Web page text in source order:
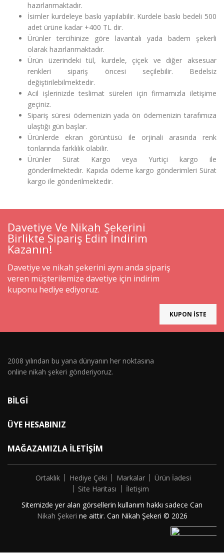
hazırlanmaktadır.
İsimler kurdeleye baskı yapılabilir. Kurdele baskı bedeli 500
adet ürüne kadar +400 TL dir.
Ürünler tercihinize göre lavantalı yada badem şekerli
olarak hazırlanmaktadır.
Ürün üzerindeki tül, kurdele, çiçek ve diğer aksesuar
renkleri sipariş öncesi seçilebilir. Bedelsiz
değiştirilebilmektedir.
Acil işlerinizde teslimat süreleri için firmamızla iletişime
geçiniz.
Sipariş süresi ödemenizin yada ön ödemenizin tarafımıza
ulaştığı gün başlar.
Ürünlerde ekran görüntüsü ile orjinali arasında renk
tonlarında farklılık olabilir.
Ürünler Sürat Kargo veya Yurtiçi kargo ile
gönderilmektedir. Kapıda ödeme kargo gönderimleri Sürat
kargo ile gönderilmektedir.
Davetiye Ve Nikah Şekerini
Birlikte Sipariş Edin İndirim
Kazanın!
Davetiye ve nikah şekerini aynı anda sipariş
veren müşterilemize davetiye için indirim
kuponu hediye ediyoruz.
KUPON İSTE
2008 yılından bu yana dünyanın her noktasına
online nikah şekeri gönderiyoruz.
BILGI
ÜYE HESABINIZ
MAĞAZAMIZLA İLETIŞIM
Ortaklık Hediye Çeki Markalar
Ürün İadesi
Site Haritası
İletişim
Sitemizde yer alan görsellerin kullanım hakkı sadece Can
Nikah Şekeri ne aittir. Can Nikah Şekeri © 2026